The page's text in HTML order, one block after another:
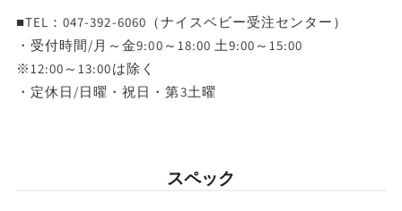
■TEL：047-392-6060（ナイスベビー受注センター）
・受付時間/月～金9:00～18:00 土9:00～15:00
※12:00～13:00は除く
・定休日/日曜・祝日・第3土曜
スペック